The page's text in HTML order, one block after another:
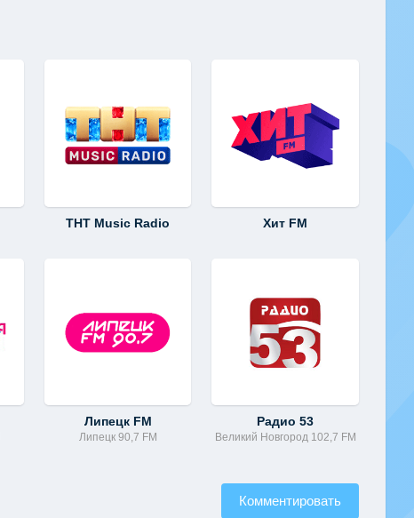
ТНТ Music Radio Хит FM
Липецк FM
Липецк 90,7 FM
Радио 53
Великий Новгород 102,7 FM
Комментировать